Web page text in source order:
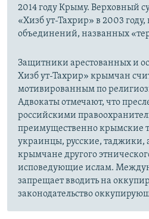
2014 году Крыму. Верховный
«Хизб ут-Тахрир» в 2003
объединений, названных
Защитники арестованных и
Хизб ут-Тахрир» крымчан
мотивированным по
Адвокаты отмечают, что
российскими
преимущественно крымские
украинцы, русские, таджики,
крымчане другого
исповедующие ислам.
запрещает вводить на
законодательство